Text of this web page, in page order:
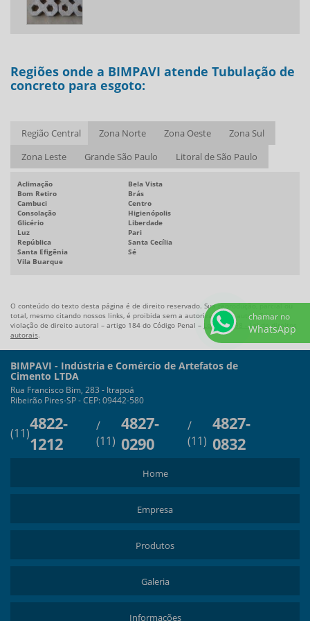
Mourão de concreto para cerca preço
Pavimento intertravado
Piso intertravado de concreto
Tubulação de concreto para esgoto
Pisograma de concreto preço
Anel para poço artesiano
Bloco de concreto para calçada
Regiões onde a BIMPAVI atende Tubulação de
concreto para esgoto:
Região Central Zona Norte Zona Oeste
Zona Sul
Zona Leste
Grande São Paulo Litoral de São Paulo
Aclimação
Bela Vista
Bom Retiro
Brás
Cambuci
Centro
Consolação
Higienópolis
Glicério
Liberdade
Luz
Pari
República
Santa Cecília
Santa Efigênia
Sé
Vila Buarque
O conteúdo do texto desta página é de direito reservado. Sua reprodução, parcial ou
total, mesmo citando nossos links, é proibida sem a autorização do autor. Crime de
violação de direito autoral – artigo 184 do Código Penal – Lei 9610/98 - Lei de direitos
autorais.
BIMPAVI - Indústria e Comércio de Artefatos de
Cimento LTDA
Rua Francisco Bim, 283 - Itrapoá
Ribeirão Pires-SP - CEP: 09442-580
(11)4822-
1212
/
(11)
4827-
0290
/
(11)
4827-
0832
Home
Empresa
Produtos
Galeria
Informações
chamar no
WhatsApp